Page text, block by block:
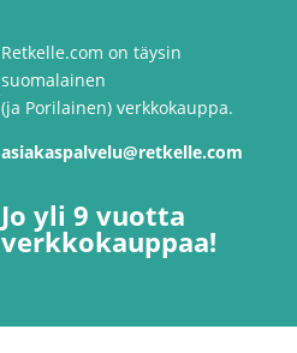
Retkelle.com on täysin
suomalainen
(ja Porilainen) verkkokauppa.
asiakaspalvelu@retkelle.com
Jo yli 9 vuotta
verkkokauppaa!